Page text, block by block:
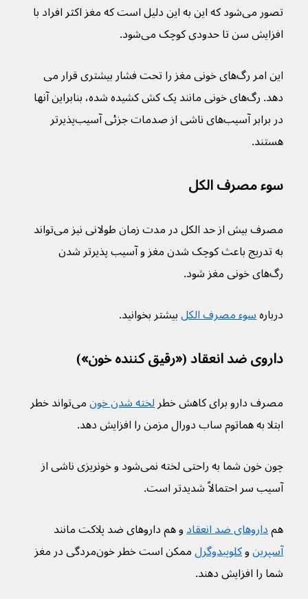
تصور می‌شود که این به این دلیل است که مغز اکثر افراد با
افزایش سن تا حدودی کوچک می‌شود.
این امر رگ‌های خونی مغز را تحت فشار بیشتری قرار می
دهد. رگ‌های خونی مانند یک کش کشیده شده، بنابراین آنها
در برابر آسیب‌های ناشی از صدمات جزئی آسیب‌پذیرتر
هستند.
سوء مصرف الکل
مصرف بیش از حد الکل در مدت زمان طولانی نیز می‌تواند
به تدریج باعث کوچک شدن مغز و آسیب پذیرتر شدن
رگ‌های خونی مغز شود.
درباره سوء مصرف الکل بیشتر بخوانید.
داروی ضد انعقاد («رقیق کننده خون»)
مصرف دارو برای کاهش خطر لخته شدن خون
می‌تواند خطر
ابتلا به هماتوم ساب دورال مزمن را افزایش دهد.
چون خون شما به راحتی لخته نمی‌شود و خونریزی ناشی از
آسیب سر احتمالاً شدیدتر است.
هم داروهای ضد انعقاد و هم داروهای ضد پلاکت مانند
آسپرین و کلوپیدوگرل
ممکن است خطر خون‌مردگی در مغز
شما را افزایش دهند.